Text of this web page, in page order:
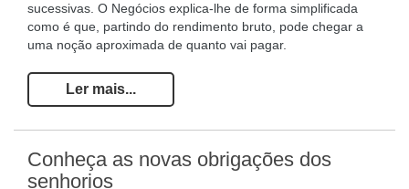
sucessivas. O Negócios explica-lhe de forma simplificada
como é que, partindo do rendimento bruto, pode chegar a
uma noção aproximada de quanto vai pagar.
Ler mais...
Conheça as novas obrigações dos
senhorios